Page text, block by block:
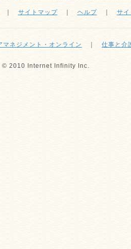
サイトマップ｜ ヘルプ｜ サ
ネジメント・オンライン 仕事と介
© 2010 Internet Infinity Inc.